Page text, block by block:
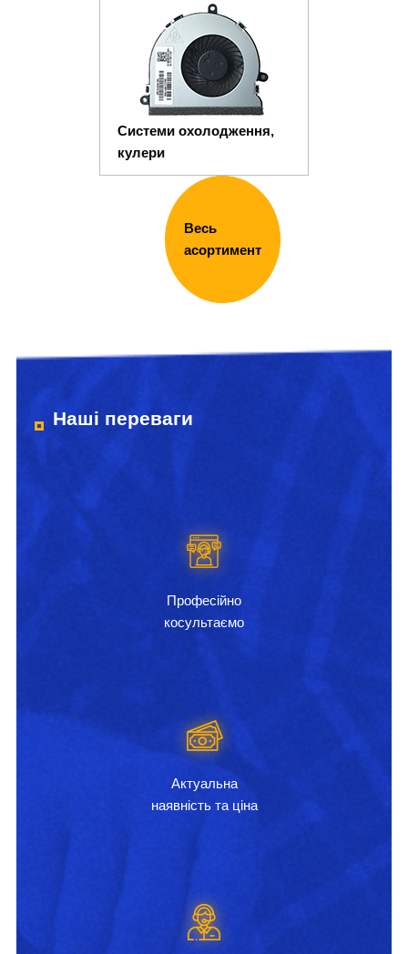
Системи охолодження,
кулери
Весь
асортимент
Наші переваги
Професійно
косультаємо
Актуальна
наявність та ціна